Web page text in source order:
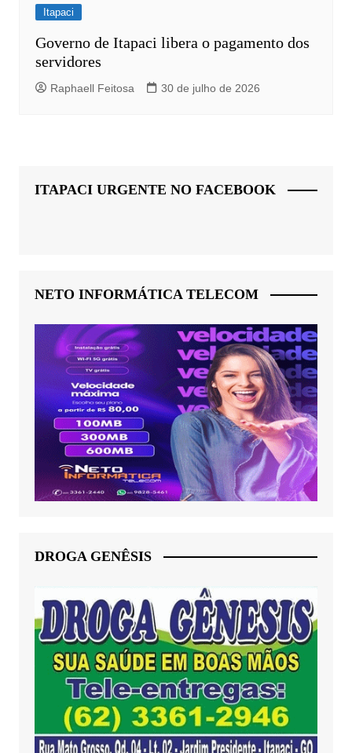
Itapaci
Governo de Itapaci libera o pagamento dos
servidores
Raphaell Feitosa 30 de julho de 2026
ITAPACI URGENTE NO FACEBOOK
NETO INFORMÁTICA TELECOM
DROGA GENÊSIS